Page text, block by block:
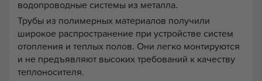
водопроводные системы из металла.
Трубы из полимерных материалов получили
широкое распространение при устройстве систем
отопления и теплых полов. Они легко монтируются
и не предъявляют высоких требований к качеству
теплоносителя.